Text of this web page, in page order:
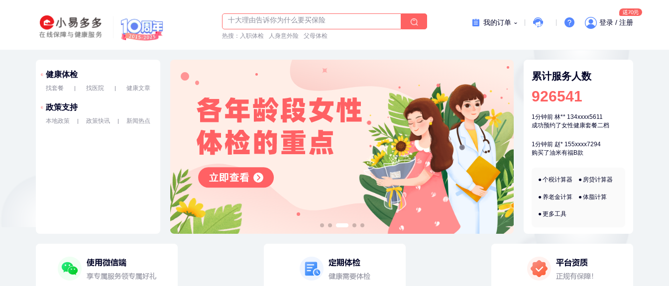
入职体检在线预约
热搜： 入职体检 人身意外险 父母体检
我的订单 登录 / 注册
健康体检
找套餐 找医院 健康文章
政策支持
本地政策 政策快讯 新闻热点
累计服务人数
926541
购买了汤臣倍健水飞蓟葛根丹参片
（护肝片）1.02g*120片
（护肝片）1.02g*120片
成功预约糖尿病强化体检套餐
刚刚 林** 159xxxx3545
成功预约糖尿病强化体检套餐
1分钟前 林** 134xxxx5611
成功预约了女性健康套餐二档
1分钟前 赵* 155xxxx7294
购买了油米有福B款
购买了中粮可益康红豆薏米粉500g
2分钟前 肖** 153xxxx7553
成功预约了企业招工体检套餐
购买了美的体重秤 MO-CW5 白色
王* 172xxxx6239
个税计算器 房贷计算器
养老金计算 体脂计算
更多工具